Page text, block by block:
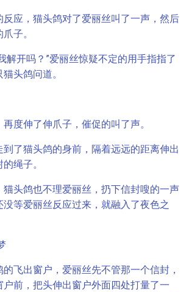
反应，猫头鸽对了爱丽丝叫了一声，然后
子。
解开吗？”爱丽丝惊疑不定的用手指指了
头鸽问道。
度伸了伸爪子，催促的叫了声。
了猫头鸽的身前，隔着远远的距离伸出
绳子。
猫头鸽也不理爱丽丝，扔下信封嗖的一声
等爱丽丝反应过来，就融入了夜色之
飞出窗户，爱丽丝先不管那一个信封，
前，把头伸出窗户外面四处打量了一